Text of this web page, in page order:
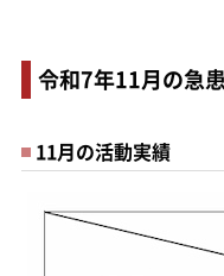
令和7年11月の急
11月の活動実績